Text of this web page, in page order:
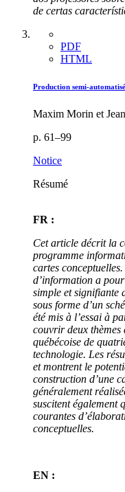
de certas
PDF
HTML
Production semi-
Maxim Morin et
p. 61–99
Notice
Résumé
FR :
Cet article décrit la
programme
cartes
d’information a
simple et signifiante
sous forme d’un
été mis à l’essai à
couvrir deux thèmes
québécoise de
technologie. Les
et montrent le
construction d’une
généralement
suscitent également
courantes
conceptuelles.
EN :